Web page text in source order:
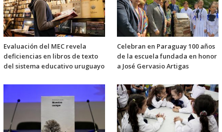
Evaluación del MEC revela
deficiencias en libros de texto
del sistema educativo uruguayo
Celebran en Paraguay 100 años
de la escuela fundada en honor
a José Gervasio Artigas